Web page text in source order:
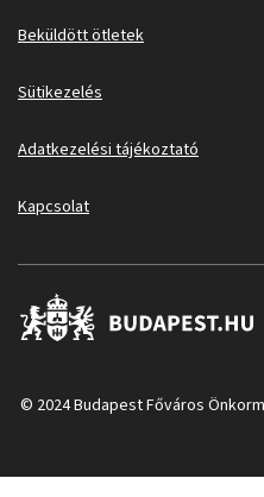
Beküldött ötletek
Sütikezelés
Adatkezelési tájékoztató
Kapcsolat
© 2024 Budapest Főváros